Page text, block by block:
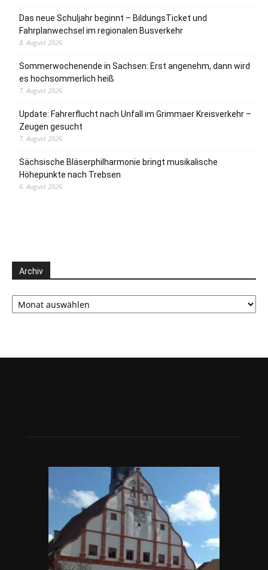
Das neue Schuljahr beginnt – BildungsTicket und
Fahrplanwechsel im regionalen Busverkehr
8. August 2026
Sommerwochenende in Sachsen: Erst angenehm, dann wird
es hochsommerlich heiß
7. August 2026
Update: Fahrerflucht nach Unfall im Grimmaer Kreisverkehr –
Zeugen gesucht
7. August 2026
Sächsische Bläserphilharmonie bringt musikalische
Höhepunkte nach Trebsen
6. August 2026
Archiv
Archiv